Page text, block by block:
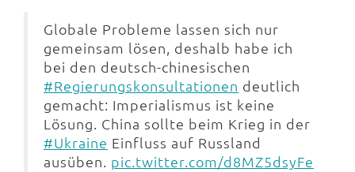
Globale Probleme lassen sich nur
gemeinsam lösen, deshalb habe ich
bei den deutsch-chinesischen
#Regierungskonsultationen deutlich
gemacht: Imperialismus ist keine
Lösung. China sollte beim Krieg in der
#Ukraine Einfluss auf Russland
ausüben. pic.twitter.com/d8MZ5dsyFe